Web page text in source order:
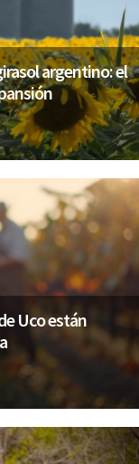
argentino: el
Uco están